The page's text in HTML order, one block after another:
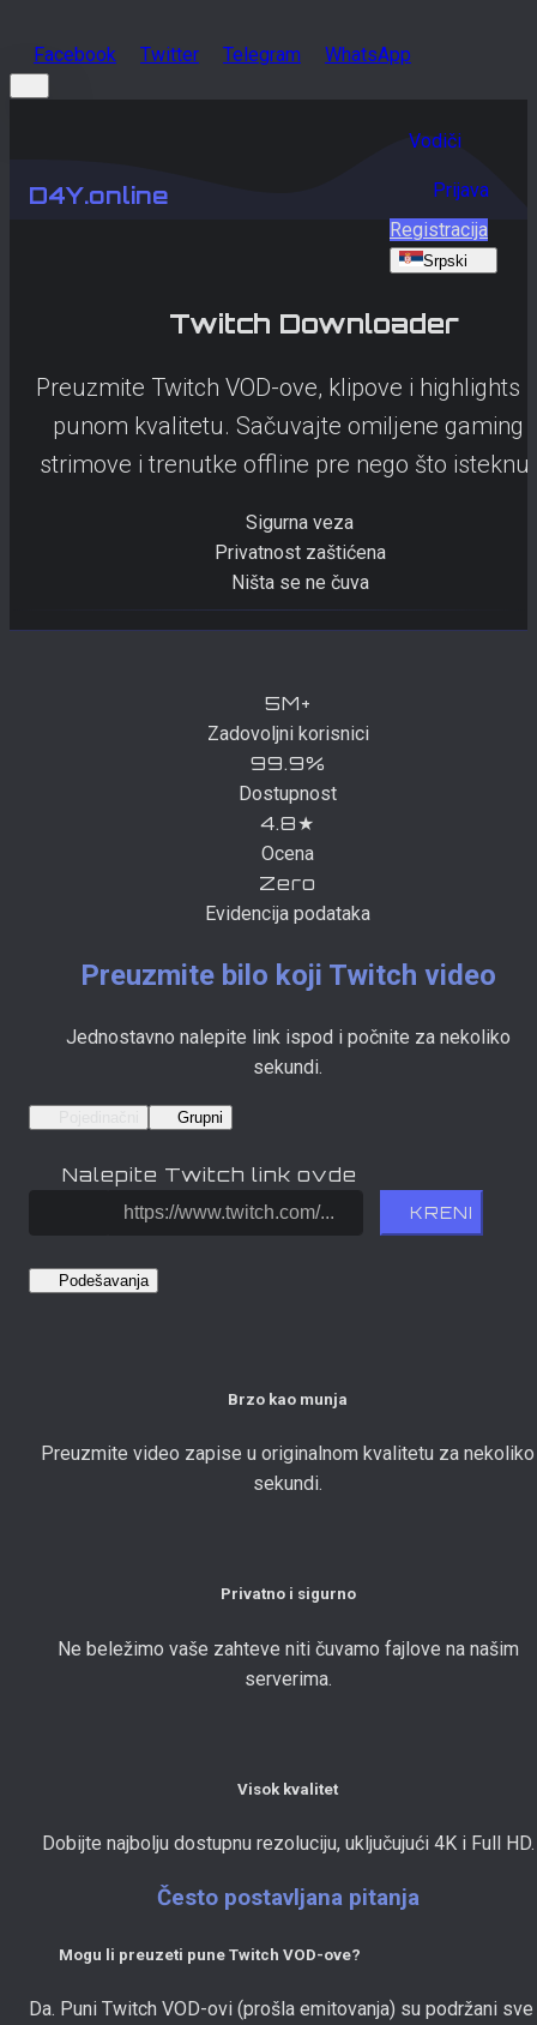
Facebook Twitter Telegram WhatsApp
D4Y.online
Vodiči
Prijava
Registracija
Srpski
Twitch Downloader
Preuzmite Twitch VOD-ove, klipove i highlights
punom kvalitetu. Sačuvajte omiljene gaming
strimove i trenutke offline pre nego što isteknu.
Sigurna veza
Privatnost zaštićena
Ništa se ne čuva
5M+
Zadovoljni korisnici
99.9%
Dostupnost
4.8★
Ocena
Zero
Evidencija podataka
Preuzmite bilo koji Twitch video
Jednostavno nalepite link ispod i počnite za nekoliko
sekundi.
Grupni
Nalepite Twitch link ovde
KRENI
Podešavanja
Brzo kao munja
Preuzmite video zapise u originalnom kvalitetu za nekoliko
sekundi.
Privatno i sigurno
Ne beležimo vaše zahteve niti čuvamo fajlove na našim
serverima.
Visok kvalitet
Dobijte najbolju dostupnu rezoluciju, uključujući 4K i Full HD.
Često postavljana pitanja
Mogu li preuzeti pune Twitch VOD-ove?
Da. Puni Twitch VOD-ovi (prošla emitovanja) su podržani sve